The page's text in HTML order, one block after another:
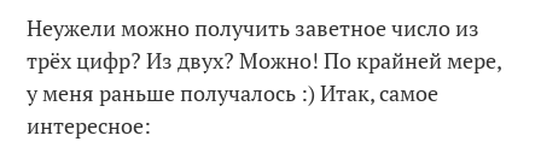
Неужели можно получить заветное число из
трёх цифр? Из двух? Можно! По крайней мере,
у меня раньше получалось :) Итак, самое
интересное: